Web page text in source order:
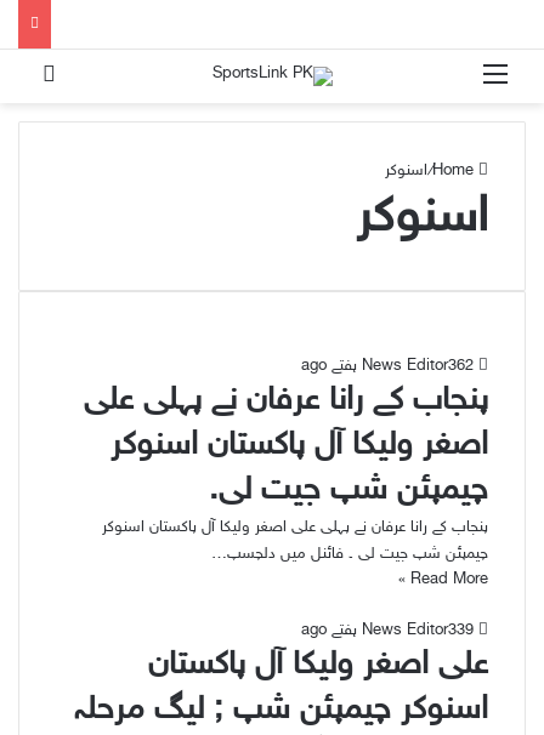
/اسنوکر
اسنوکر
News Editor3 ہفتے ago
پنجاب کے رانا عرفان نے پہلی علی
اصغر ولیکا آل پاکستان اسنوکر
چیمپئن شپ جیت لی.
پنجاب کے رانا عرفان نے پہلی علی اصغر ولیکا آل پاکستان اسنوکر
چیمپئن شپ جیت لی ۔ فائنل میں دلچسپ…
Read More »
News Editor3 ہفتے ago
علی اصغر ولیکا آل پاکستان
اسنوکر چیمپئن شپ ; لیگ مرحلہ